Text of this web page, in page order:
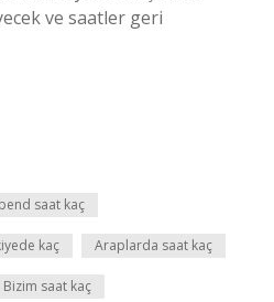
ve saatler geri
saat kaç
kaç Araplarda saat kaç
Bizim saat kaç